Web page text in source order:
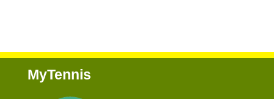
MyTennis